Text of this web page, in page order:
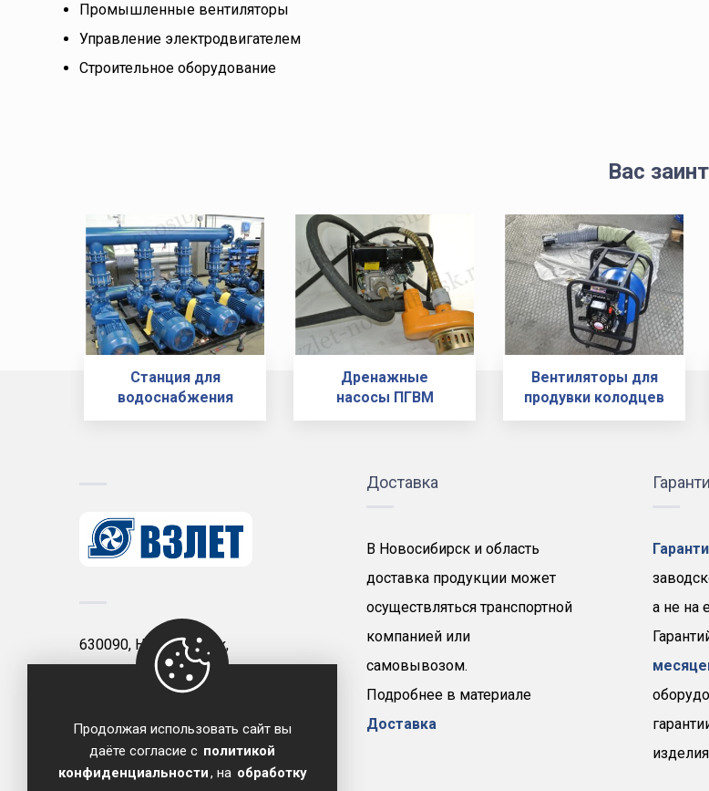
Промышленные вентиляторы
Управление электродвигателем
Строительное оборудование
Вас
Станция для
водоснабжения
Дренажные
насосы ПГВМ
Вентиляторы для
продувки колодцев
630090, Новосибирск,
проспект Димитрова, д. 7
zakaz@vzlet-novosibirsk.ru
Доставка
В Новосибирск и область
доставка продукции может
осуществляться транспортной
компанией или
самовывозом.
Подробнее в материале
Доставка
а не на
Продолжая использовать сайт вы
даёте согласие с политикой
конфиденциальности, на обработку